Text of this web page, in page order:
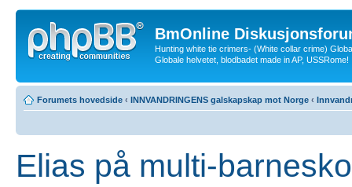
BmOnline
Hunting white tie crimers- (White collar crime)
Globale helvetet, blodbadet made in AP, USSRome!
Forumets hovedside ‹ INNVANDRINGENS galskapskap mot Norge ‹
Elias på multi-